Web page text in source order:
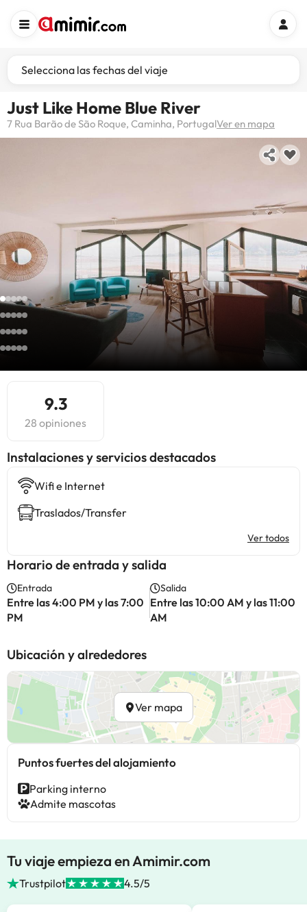
Selecciona las fechas del viaje
Just Like Home Blue River
7 Rua Barão de São Roque, Caminha, PortugalVer en mapa
9.3
28 opiniones
Instalaciones y servicios destacados
Wifi e Internet
Traslados/Transfer
Ver todos
Horario de entrada y salida
Entrada
Entre las 4:00 PM y las 7:00
PM
Salida
Entre las 10:00 AM y las 11:00
AM
Ubicación y alrededores
Ver mapa
Puntos fuertes del alojamiento
Parking interno
Admite mascotas
Tu viaje empieza en Amimir.com
Trustpilot 4.5/5